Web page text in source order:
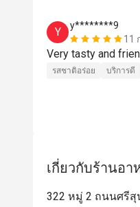
Y
y********9
11
รสชาติอร่อย บริการดี
เกี่ยวกับร้านอา
322 หมู่ 2 ถนนศรีสุ